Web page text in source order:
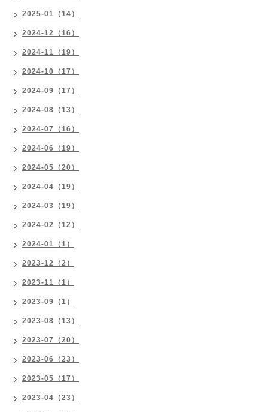
2025-01（14）
2024-12（16）
2024-11（19）
2024-10（17）
2024-09（17）
2024-08（13）
2024-07（16）
2024-06（19）
2024-05（20）
2024-04（19）
2024-03（19）
2024-02（12）
2024-01（1）
2023-12（2）
2023-11（1）
2023-09（1）
2023-08（13）
2023-07（20）
2023-06（23）
2023-05（17）
2023-04（23）